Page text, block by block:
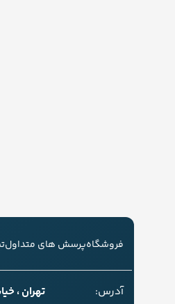
فروشگاهپرسش های متداول
آدرس: تهران ،